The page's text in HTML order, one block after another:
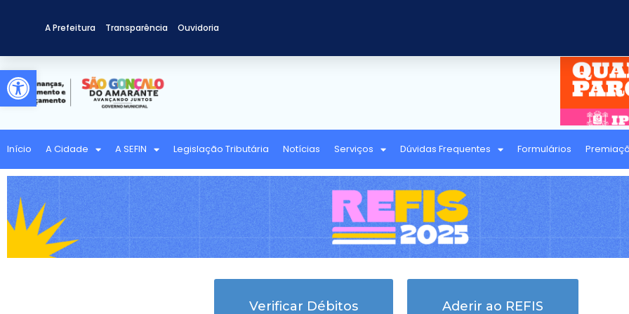
Abrir a barra de ferramentas
A Prefeitura Transparência Ouvidoria
Início A Cidade A SEFIN Legislação Tributária Notícias Serviços Dúvidas Frequentes Formulários
Verificar Débitos Aderir ao REFIS